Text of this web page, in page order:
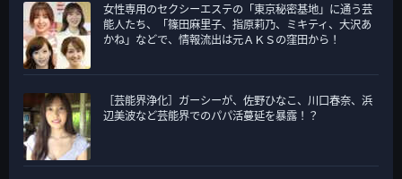
女性専用のセクシーエステの「東京秘密基地」に通う芸
能人たち、「篠田麻里子、指原莉乃、ミキティ、大沢あ
かね」などで、情報流出は元ＡＫＳの窪田から！
［芸能界浄化］ガーシーが、佐野ひなこ、川口春奈、浜
辺美波など芸能界でのパパ活蔓延を暴露！？